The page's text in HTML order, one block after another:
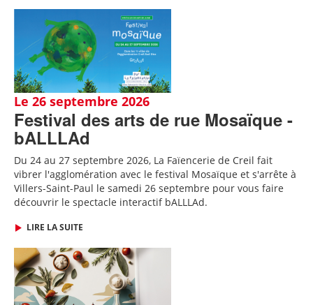
Le 26 septembre 2026
Festival des arts de rue Mosaïque -
bALLLAd
Du 24 au 27 septembre 2026, La Faïencerie de Creil fait
vibrer l'agglomération avec le festival Mosaïque et s'arrête à
Villers-Saint-Paul le samedi 26 septembre pour vous faire
découvrir le spectacle interactif bALLLAd.
LIRE LA SUITE